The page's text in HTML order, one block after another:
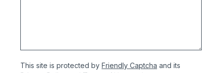
This site is protected by Friendly Captcha and its